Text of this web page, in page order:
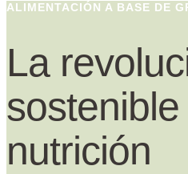
ALIMENTACIÓN A BASE DE
La
nutrición